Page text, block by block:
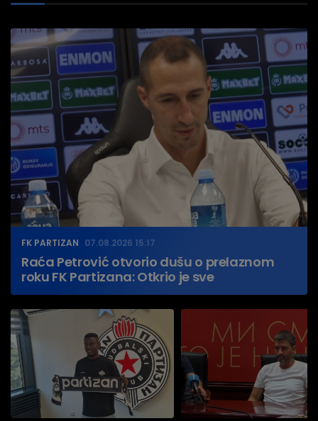
FK PARTIZAN 07.08.2026 15:17
Raća Petrović otvorio dušu o prelaznom
roku FK Partizana: Otkrio je sve